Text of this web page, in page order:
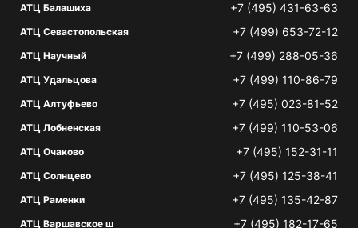
АТЦ Балашиха +7 (495) 431-63-63
АТЦ Севастопольская +7 (499) 653-72-12
АТЦ Научный +7 (499) 288-05-36
АТЦ Удальцова +7 (499) 110-86-79
АТЦ Алтуфьево +7 (495) 023-81-52
АТЦ Лобненская +7 (499) 110-53-06
АТЦ Очаково +7 (495) 152-31-11
АТЦ Солнцево +7 (495) 125-38-41
АТЦ Раменки +7 (495) 135-42-87
АТЦ Варшавское ш +7 (495) 182-17-65